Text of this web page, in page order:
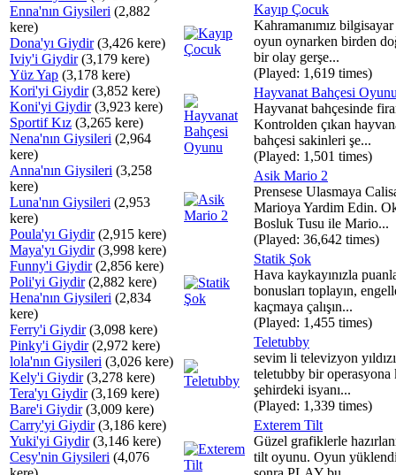
Enna'nın Giysileri (2,882
kere)
Dona'yı Giydir(3,426 kere)
Iviy'i Giydir(3,179 kere)
Yüz Yap (3,178 kere)
Kori'yi Giydir(3,852 kere)
Koni'yi Giydir(3,923 kere)
Sportif Kız (3,265 kere)
Nena'nın Giysileri (2,964
kere)
Anna'nın Giysileri (3,258
kere)
Luna'nın Giysileri (2,953
kere)
Poula'yı Giydir(2,915 kere)
Maya'yı Giydir(3,998 kere)
Funny'i Giydir(2,856 kere)
Poli'yi Giydir(2,882 kere)
Hena'nın Giysileri (2,834
kere)
Ferry'i Giydir(3,098 kere)
Pinky'i Giydir(2,972 kere)
lola'nın Giysileri (3,026 kere)
Kely'i Giydir(3,278 kere)
Tera'yı Giydir(3,169 kere)
Bare'i Giydir(3,009 kere)
Carry'yi Giydir(3,186 kere)
Yuki'yi Giydir(3,146 kere)
Cesy'nin Giysileri (4,076
Kayıp Çocuk
Kahramanımız bilgisayar
oyun oynarken birden
bir olay gerşe...
(Played: 1,619 times)
Hayvanat Bahçesi
Hayvanat bahçesinde
Kontrolden çıkan
bahçesi sakinleri şe...
(Played: 1,501 times)
Asik Mario 2
Prensese Ulasmaya
Marioya Yardim Edin.
Bosluk Tusu ile Mario...
(Played: 36,642 times)
Statik Şok
Hava kaykayınızla
bonusları toplayın,
kaçmaya çalışın...
(Played: 1,455 times)
Teletubby
sevim li televizyon yıldızı
teletubby bir operasyona
şehirdeki isyanı...
(Played: 1,339 times)
Exterem Tilt
Güzel grafiklerle
tilt oyunu. Oyun